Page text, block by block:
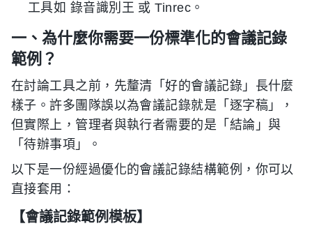
工具如 錄音識別王 或 Tinrec。
一、為什麼你需要一份標準化的會議記錄
範例？
在討論工具之前，先釐清「好的會議記錄」長什麼
樣子。許多團隊誤以為會議記錄就是「逐字稿」，
但實際上，管理者與執行者需要的是「結論」與
「待辦事項」。
以下是一份經過優化的會議記錄結構範例，你可以
直接套用：
【會議記錄範例模板】